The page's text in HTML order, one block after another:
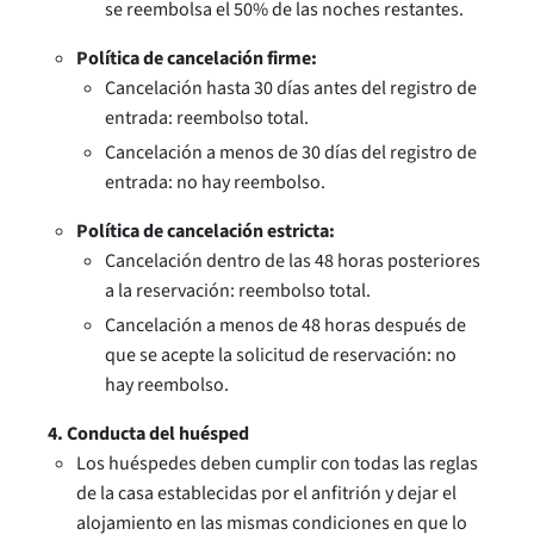
se reembolsa el 50% de las noches restantes.
Política de cancelación firme:
Cancelación hasta 30 días antes del registro de
entrada: reembolso total.
Cancelación a menos de 30 días del registro de
entrada: no hay reembolso.
Política de cancelación estricta:
Cancelación dentro de las 48 horas posteriores
a la reservación: reembolso total.
Cancelación a menos de 48 horas después de
que se acepte la solicitud de reservación: no
hay reembolso.
4. Conducta del huésped
Los huéspedes deben cumplir con todas las reglas
de la casa establecidas por el anfitrión y dejar el
alojamiento en las mismas condiciones en que lo